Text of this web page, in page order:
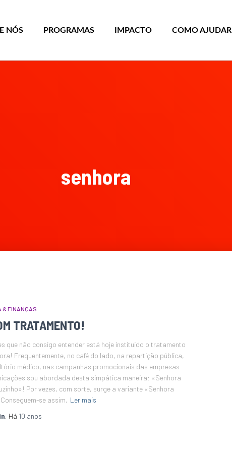
NÓS PROGRAMAS IMPACTO COMO AJUDAR
senhora
& FINANÇAS
TRATAMENTO!
que não consigo entender está hoje instituído o tratamento
Frequentemente, no café do lado, na repartição pública,
médico, nas campanhas promocionais das empresas
sou abordada desta simpática maneira: «Senhora
Por vezes, com sorte, surge a variante «Senhora
se assim, Ler mais
, Há 10 anos